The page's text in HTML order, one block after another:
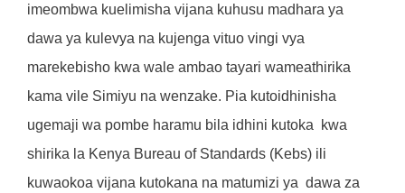
imeombwa kuelimisha vijana kuhusu madhara ya
dawa ya kulevya na kujenga vituo vingi vya
marekebisho kwa wale ambao tayari wameathirika
kama vile Simiyu na wenzake. Pia kutoidhinisha
ugemaji wa pombe haramu bila idhini kutoka
kwa
shirika la Kenya Bureau of Standards (Kebs) ili
kuwaokoa vijana kutokana na matumizi ya dawa za